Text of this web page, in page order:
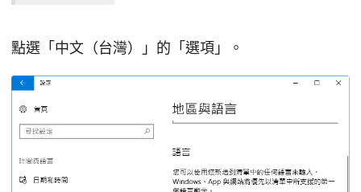
點選「中文（台灣）」的「選項」。